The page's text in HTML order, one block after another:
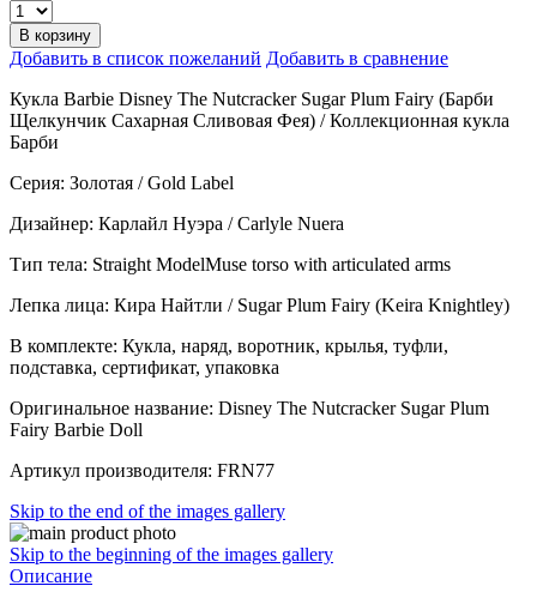
В корзину
Добавить в список пожеланий Добавить в сравнение
Кукла Barbie Disney The Nutcracker Sugar Plum Fairy (Барби
Щелкунчик Сахарная Сливовая Фея) / Коллекционная кукла
Барби
Серия: Золотая / Gold Label
Дизайнер: Карлайл Нуэра / Carlyle Nuera
Тип тела: Straight ModelMuse torso with articulated arms
Лепка лица: Кира Найтли / Sugar Plum Fairy (Keira Knightley)
В комплекте: Кукла, наряд, воротник, крылья, туфли,
подставка, сертификат, упаковка
Оригинальное название: Disney The Nutcracker Sugar Plum
Fairy Barbie Doll
Артикул производителя: FRN77
Skip to the end of the images gallery
Skip to the beginning of the images gallery
Описание